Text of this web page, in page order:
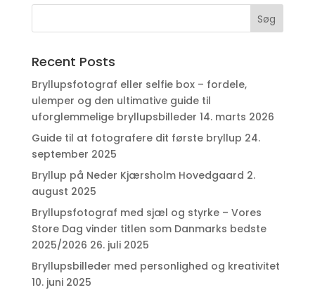
Recent Posts
Bryllupsfotograf eller selfie box – fordele,
ulemper og den ultimative guide til
uforglemmelige bryllupsbilleder 14. marts 2026
Guide til at fotografere dit første bryllup 24.
september 2025
Bryllup på Neder Kjærsholm Hovedgaard 2.
august 2025
Bryllupsfotograf med sjæl og styrke – Vores
Store Dag vinder titlen som Danmarks bedste
2025/2026 26. juli 2025
Bryllupsbilleder med personlighed og kreativitet
10. juni 2025